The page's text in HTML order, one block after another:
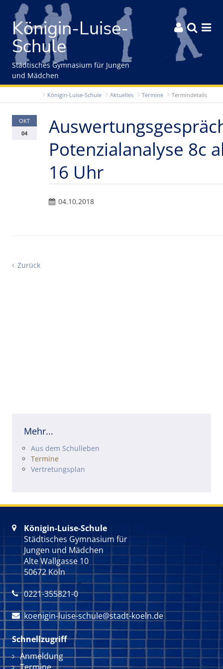
Gleich zum Inhalt der Seite springen
Königin-Luise-
Schule
  
Städtisches Gymnasium für Jungen
und Mädchen
Königin-Luise-Schule Aktuelles Termine Termindetails
OKT
04
Potenzialanalyse 8c
16 Uhr
04.10.2018
Zurück
Mehr...
Navigation überspringen
Aus dem Schulleben
Termine
Vertretungsplan

Königin-Luise-Schule
Städtisches Gymnasium für
Jungen und Mädchen
Alte Wallgasse 10
50672 Köln
 0221-355821-0
 koenigin-luise-schule@stadt-koeln.de
Schnellzugriff
Navigation überspringen
Anmeldung